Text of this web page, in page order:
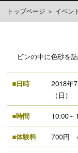
トップページ ＞ イベン
ビンの中に色砂を
■日時
2018年
（日）
■時間 10:00～
■体験料 700円 ※